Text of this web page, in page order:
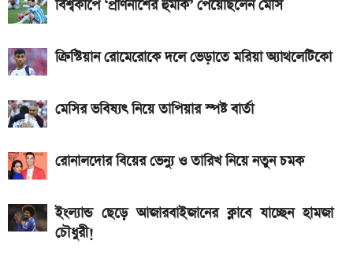
আকর্ষণীয় স্পোর্টস বাইক
মাইলেজ
বিশ্বকাপে ‘প্রাণনাশের হুমকি’ পেয়েছিলেন মেসি
ক্রিস্টিয়ান রোমেরোকে দলে ভেড়াতে মরিয়া অ্যাথলেটিকো
মেসির ভবিষ্যৎ নিয়ে তাপিয়ার স্পষ্ট বার্তা
রোনালদোর বিয়ের ভেন্যু ও তারিখ নিয়ে নতুন চমক
ইংল্যান্ড ছেড়ে আজারবাইজানের ক্লাবে যাচ্ছেন হামজা
চৌধুরী!